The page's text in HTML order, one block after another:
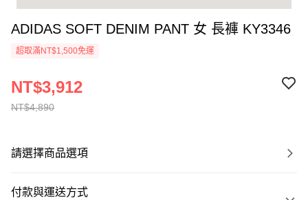
ADIDAS SOFT DENIM PANT 女 長褲 KY3346
超取滿NT$1,500免運
NT$4,890
NT$3,912
請選擇商品選項
付款與運送方式